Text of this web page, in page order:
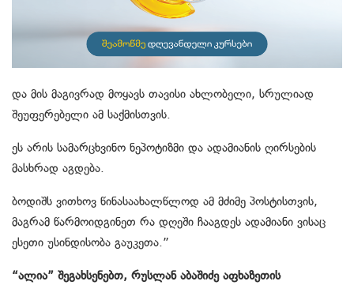
და მის მაგივრად მოყავს თავისი ახლობელი, სრულიად
შეუფერებელი ამ საქმისთვის.
ეს არის სამარცხვინო ნეპოტიზმი და ადამიანის ღირსების
მასხრად აგდება.
ბოდიშს ვითხოვ წინასაახალწლოდ ამ მძიმე პოსტისთვის,
მაგრამ წარმოიდგინეთ რა დღეში ჩააგდეს ადამიანი ვისაც
ესეთი უსინდისობა გაუკეთა.”
“ალია” შეგახსენებთ, რუსლან აბაშიძე აფხაზეთის